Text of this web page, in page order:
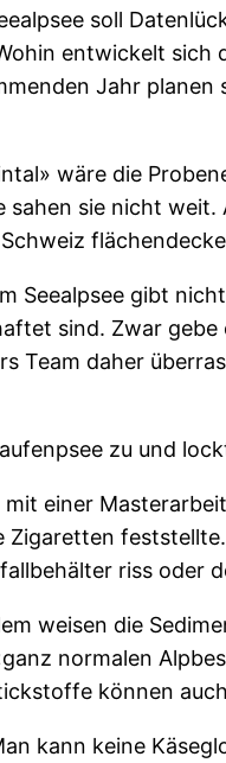
soll
entwickelt
Jahr
wäre die
sie nicht
Seealpsee gibt
sind. Zwar
Team daher
zu und
einer
riss
weisen die
normalen
können
kann keine